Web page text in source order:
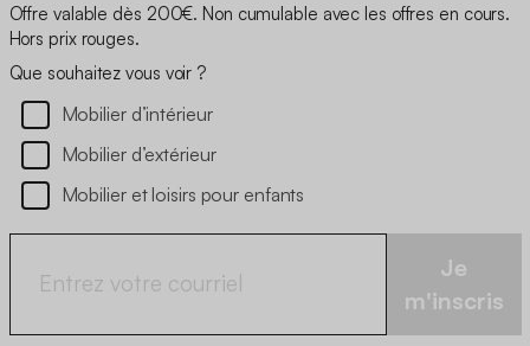
Offre valable dès 200€. Non cumulable avec les offres en cours.
Hors prix rouges.
Que souhaitez vous voir ?
Mobilier d’intérieur
Mobilier d’extérieur
Mobilier et loisirs pour enfants
Je
m'inscris